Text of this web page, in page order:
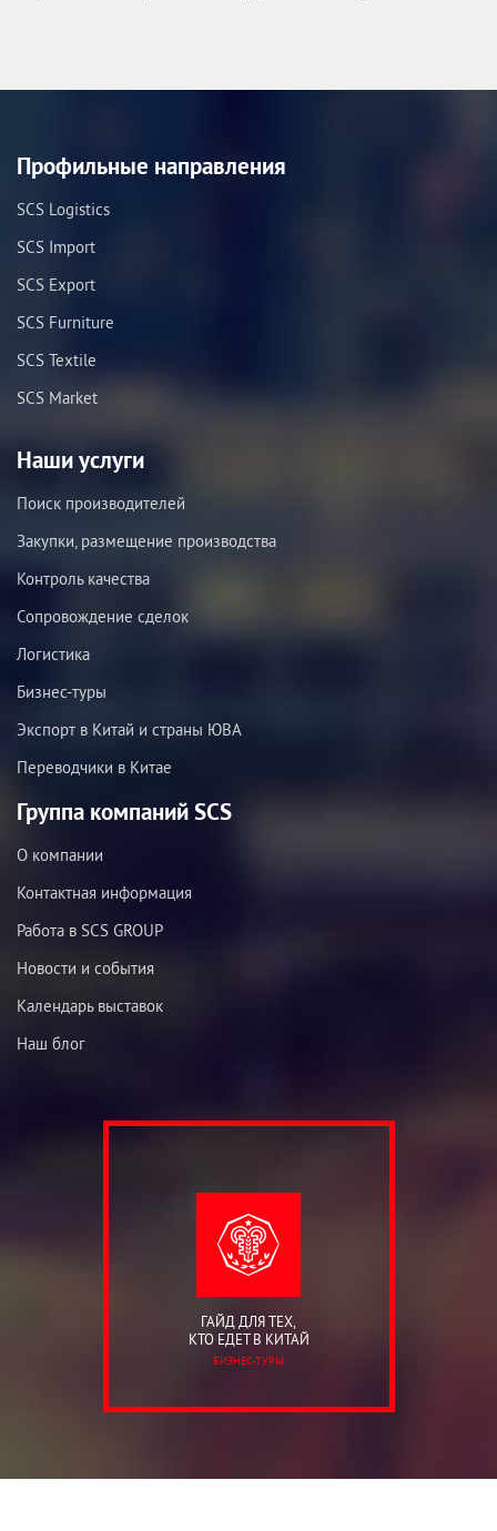
Профильные направления
SCS Logistics
SCS Import
SCS Export
SCS Furniture
SCS Textile
SCS Market
Наши услуги
Поиск производителей
Закупки, размещение производства
Контроль качества
Сопровождение сделок
Логистика
Бизнес-туры
Экспорт в Китай и страны ЮВА
Переводчики в Китае
Группа компаний SCS
О компании
Контактная информация
Работа в SCS GROUP
Новости и события
Календарь выставок
Наш блог
ГАЙД ДЛЯ ТЕХ,
КТО ЕДЕТ В КИТАЙ
БИЗНЕС-ТУРЫ